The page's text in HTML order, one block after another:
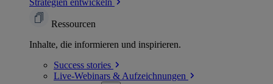
Strategien entwickeln
Ressourcen
Inhalte, die informieren und inspirieren.
Success stories
Live-Webinars & Aufzeichnungen